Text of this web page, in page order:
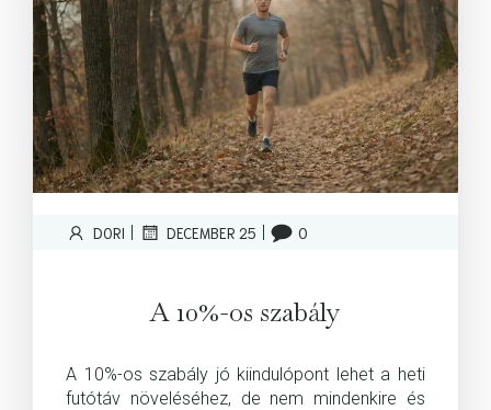
DORI | DECEMBER 25 | 0
A 10%-os szabály
A 10%-os szabály jó kiindulópont lehet a heti
futótáv növeléséhez, de nem mindenkire és